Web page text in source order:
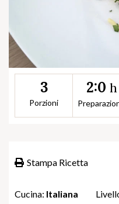
3
Porzioni
2:0 h
Stampa Ricetta
Cucina: Italiana